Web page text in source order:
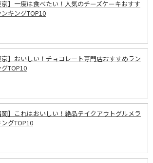
京】一度は食べたい！人気のチーズケーキおすす
キングTOP10
京】おいしい！チョコレート専門店おすすめラン
TOP10
岡】これはおいしい！絶品テイクアウトグルメラ
ングTOP10